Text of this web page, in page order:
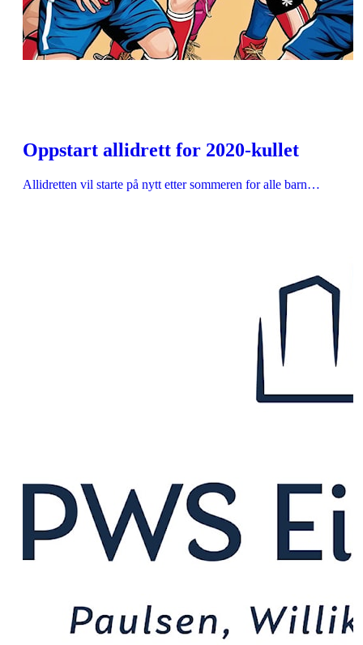
Oppstart allidrett for 2020-kullet
Allidretten vil starte på nytt etter sommeren for alle barn…